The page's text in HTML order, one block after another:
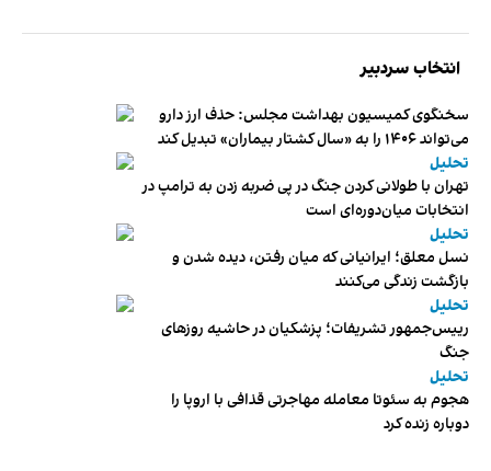
انتخاب سردبیر
سخنگوی کمیسیون بهداشت مجلس: حذف ارز دارو
می‌تواند ۱۴۰۶ را به «سال کشتار بیماران» تبدیل کند
تحلیل
تهران با طولانی کردن جنگ در پی ضربه زدن به ترامپ در
انتخابات میان‌دوره‌ای است
تحلیل
نسل معلق؛ ایرانیانی که میان رفتن، دیده شدن و
بازگشت زندگی می‌کنند
تحلیل
رییس‌جمهور تشریفات؛ پزشکیان در حاشیه روزهای
جنگ
تحلیل
هجوم به سئوتا معامله مهاجرتی قذافی با اروپا را
دوباره زنده کرد